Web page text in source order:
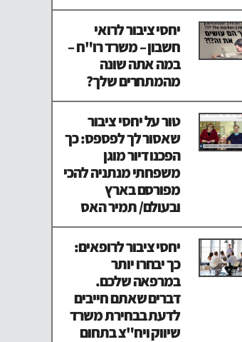
יחסי ציבור לרואי
חשבון – משרד רו"ח –
במה אתה שונה
מהמתחרים שלך?
טור על יחסי ציבור
שאסור לך לפספס: כך
הפכנו דיור מוגן
משפחתי מנתניה להכי
מפורסם בארץ
ובעולם/ תמיר האס
יחסי ציבור לרופאים:
כך יבחרו יותר
במרפאה שלכם.
דברים שאתם חייבים
לדעת בבחירת משרד
שיווק ויח"צ בתחום